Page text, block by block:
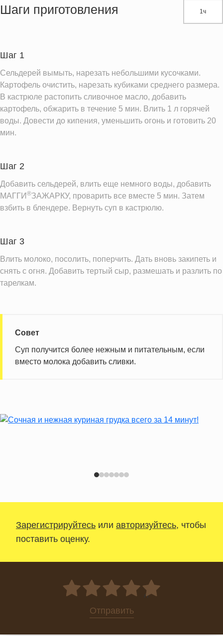
Жиры
Информация для одной порции
Шаги приготовления 1ч
Шаг 1
Сельдерей вымыть, нарезать небольшими кусочками.
Картофель очистить, нарезать кубиками среднего размера.
В кастрюле растопить сливочное масло, добавить
картофель, обжарить в течение 5 мин. Влить 1 л горячей
воды. Довести до кипения, уменьшить огонь и готовить 20
мин.
Шаг 2
Добавить сельдерей, влить еще немного воды, добавить
МАГГИ ®ЗАЖАРКУ, проварить все вместе 5 мин. Затем
взбить в блендере. Вернуть суп в кастрюлю.
Шаг 3
Влить молоко, посолить, поперчить. Дать вновь закипеть и
снять с огня. Добавить тертый сыр, размешать и разлить по
тарелкам.
Совет
Суп получится более нежным и питательным, если
вместо молока добавить сливки.
Зарегистрируйтесь или авторизуйтесь, чтобы
поставить оценку.
0
Отправить